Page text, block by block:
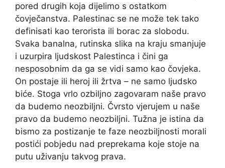
pored drugih koja dijelimo s ostatkom
čovječanstva. Palestinac se ne može tek tako
definisati kao terorista ili borac za slobodu.
Svaka banalna, rutinska slika na kraju smanjuje
i uzurpira ljudskost Palestinca i čini ga
nesposobnim da ga se vidi samo kao čovjeka.
On postaje ili heroj ili žrtva – ne samo ljudsko
biće. Stoga vrlo ozbiljno zagovaram naše pravo
da budemo neozbiljni. Čvrsto vjerujem u naše
pravo da budemo neozbiljni. Tužna je istina da
bismo za postizanje te faze neozbiljnosti morali
postići pobjedu nad preprekama koje stoje na
putu uživanju takvog prava.